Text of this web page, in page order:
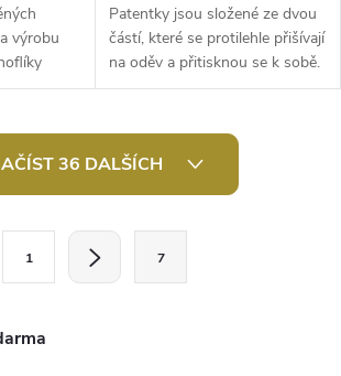
výrobu
foto
Patentky jsou složené ze dvou
částí, které se protilehle přišívají
na oděv a přitisknou se k sobě.
Jsou vyrobené z
36 DALŠÍCH
1 7